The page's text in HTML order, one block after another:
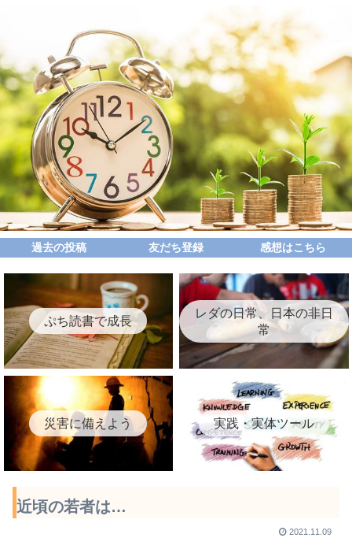
過去の投稿 友だち登録 感想はこちら
ぷち読書で成長
レダの日常、日本の非日
常
災害に備えよう 実践・実体ツール
近頃の若者は…
2021.11.09